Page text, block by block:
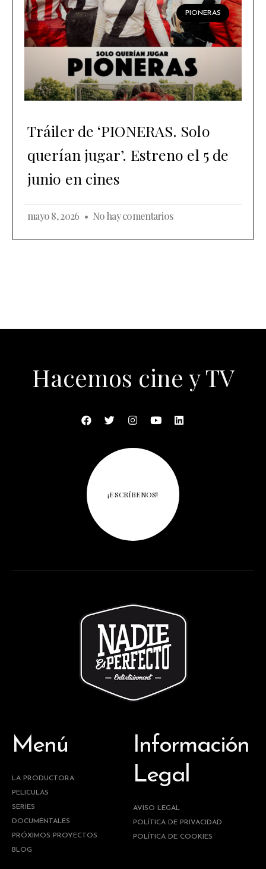
PIONERAS
Tráiler de ‘PIONERAS. Solo
querían jugar’. Estreno el 5 de
junio en cines
mayo 8, 2026 No hay comentarios
Hacemos cine y TV
¡ESCRÍBENOS!
Menú
LA PRODUCTORA
PELICULAS
SERIES
DOCUMENTALES
PRÓXIMOS PROYECTOS
BLOG
Información
Legal
AVISO LEGAL
POLÍTICA DE PRIVACIDAD
POLÍTICA DE COOKIES